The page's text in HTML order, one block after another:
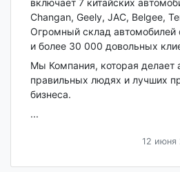
Changan, Geely, JAC, Belgee,
Огромный склад автомобилей
и более 30 000 довольных
Мы Компания, которая делает
правильных людях и лучших
бизнеса.
...
12 июня